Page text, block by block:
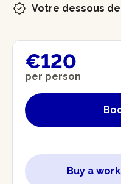
Votre dessous
€120
per person
Buy a